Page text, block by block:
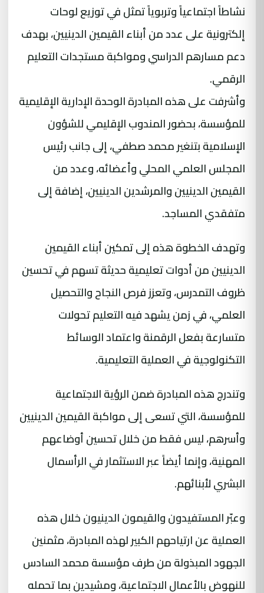
نشاطاً اجتماعياً وتربوياً تمثل في توزيع لوحات
إلكترونية على عدد من أبناء القيمين الدينيين، بهدف
دعم مسارهم الدراسي ومواكبة مستجدات التعليم
الرقمي.
وأشرفت على هذه المبادرة الوحدة الإدارية الإقليمية
للمؤسسة، بحضور المندوب الإقليمي للشؤون
الإسلامية بتنغير محمد صطفي، إلى جانب رئيس
المجلس العلمي المحلي وأعضائه، وعدد من
القيمين الدينيين والمرشدين الدينيين، إضافة إلى
متفقدي المساجد.
وتهدف الخطوة هذه إلى تمكين أبناء القيمين
الدينيين من أدوات تعليمية حديثة تسهم في تحسين
ظروف التمدرس، وتعزز فرص النجاح والتحصيل
العلمي، في زمن يشهد فيه التعليم تحولات
متسارعة بفعل الرقمنة واعتماد الوسائط
التكنولوجية في العملية التعليمية.
وتندرج هذه المبادرة ضمن الرؤية الاجتماعية
للمؤسسة، التي تسعى إلى مواكبة القيمين الدينيين
وأسرهم، ليس فقط من خلال تحسين أوضاعهم
المهنية، وإنما أيضاً عبر الاستثمار في الرأسمال
البشري لأبنائهم.
وعبّر المستفيدون والقيمون الدينيون خلال هذه
العملية عن ارتياحهم الكبير لهذه المبادرة، مثمنين
الجهود المبذولة من طرف مؤسسة محمد السادس
للنهوض بالأعمال الاجتماعية، ومشيدين بما تحمله